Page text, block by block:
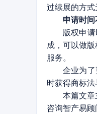
过续展的方式
申请时间
版权申
成，可以做
服务。
企业为
时获得商标
本篇文
咨询智产易顾